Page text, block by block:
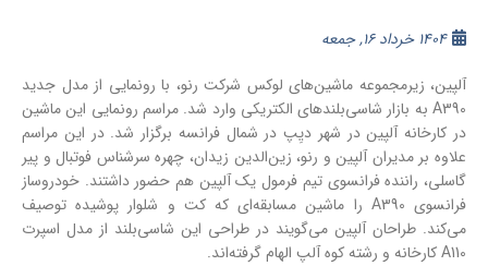
1404 خرداد 16, جمعه
آلپین، زیرمجموعه ماشین‌های لوکس شرکت رنو، با رونمایی از مدل جدید
A390 به بازار شاسی‌بلندهای الکتریکی وارد شد. مراسم رونمایی این ماشین
در کارخانه آلپین در شهر دیِپ در شمال فرانسه برگزار شد. در این مراسم
علاوه بر مدیران آلپین و رنو، زین‌الدین زیدان، چهره سرشناس فوتبال و پیر
گاسلی، راننده فرانسوی تیم فرمول یک آلپین هم حضور داشتند. خودروساز
فرانسوی A390 را ماشین مسابقه‌ای که کت و شلوار پوشیده توصیف
می‌کند. طراحان آلپین می‌گویند در طراحی این شاسی‌بلند از مدل اسپرت
A110 کارخانه و رشته کوه آلپ الهام گرفته‌اند.